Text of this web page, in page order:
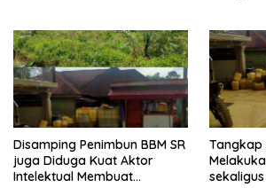
Disamping Penimbun BBM SR
juga Diduga Kuat Aktor
Intelektual Membuat
Tangkap